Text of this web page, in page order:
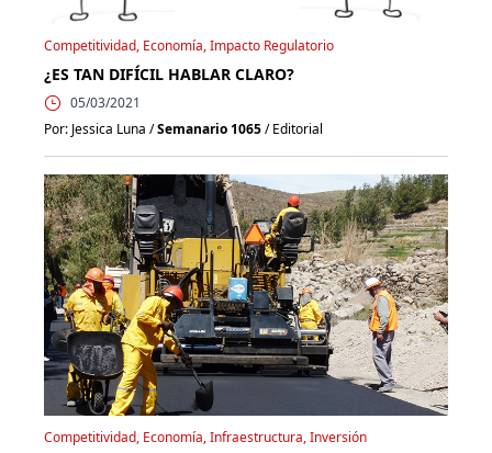
Competitividad, Economía, Impacto Regulatorio
¿ES TAN DIFÍCIL HABLAR CLARO?
05/03/2021
Por: Jessica Luna /Semanario 1065/ Editorial
Competitividad, Economía, Infraestructura, Inversión